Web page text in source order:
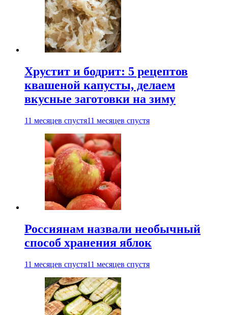
Хрустит и бодрит: 5 рецептов
квашеной капусты, делаем
вкусные заготовки на зиму
11 месяцев спустя11 месяцев спустя
Россиянам назвали необычный
способ хранения яблок
11 месяцев спустя11 месяцев спустя